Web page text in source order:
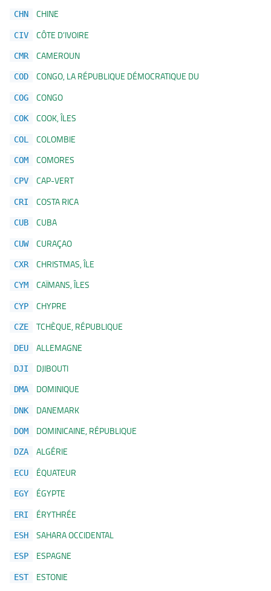
CHN CHINE
CIV CÔTE D’IVOIRE
CMR CAMEROUN
COD CONGO, LA RÉPUBLIQUE DÉMOCRATIQUE DU
COG CONGO
COK COOK, ÎLES
COL COLOMBIE
COM COMORES
CPV CAP-VERT
CRI COSTA RICA
CUB CUBA
CUW CURAÇAO
CXR CHRISTMAS, ÎLE
CYM CAÏMANS, ÎLES
CYP CHYPRE
CZE TCHÈQUE, RÉPUBLIQUE
DEU ALLEMAGNE
DJI DJIBOUTI
DMA DOMINIQUE
DNK DANEMARK
DOM DOMINICAINE, RÉPUBLIQUE
DZA ALGÉRIE
ECU ÉQUATEUR
EGY ÉGYPTE
ERI ÉRYTHRÉE
ESH SAHARA OCCIDENTAL
ESP ESPAGNE
EST ESTONIE